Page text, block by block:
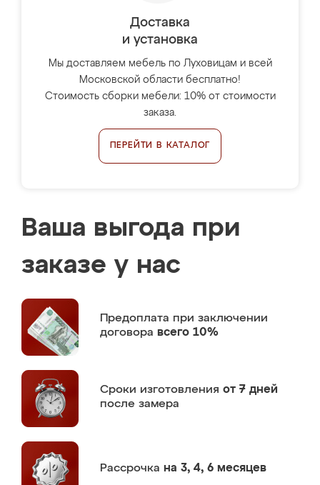
Доставка
и установка
Мы доставляем мебель по Луховицам и всей
Московской области бесплатно!
Стоимость сборки мебели: 10% от стоимости
заказа.
ПЕРЕЙТИ В КАТАЛОГ
Ваша выгода при
заказе у нас
Предоплата при заключении
договора всего 10%
Сроки изготовления от 7 дней
после замера
Рассрочка на 3, 4, 6 месяцев